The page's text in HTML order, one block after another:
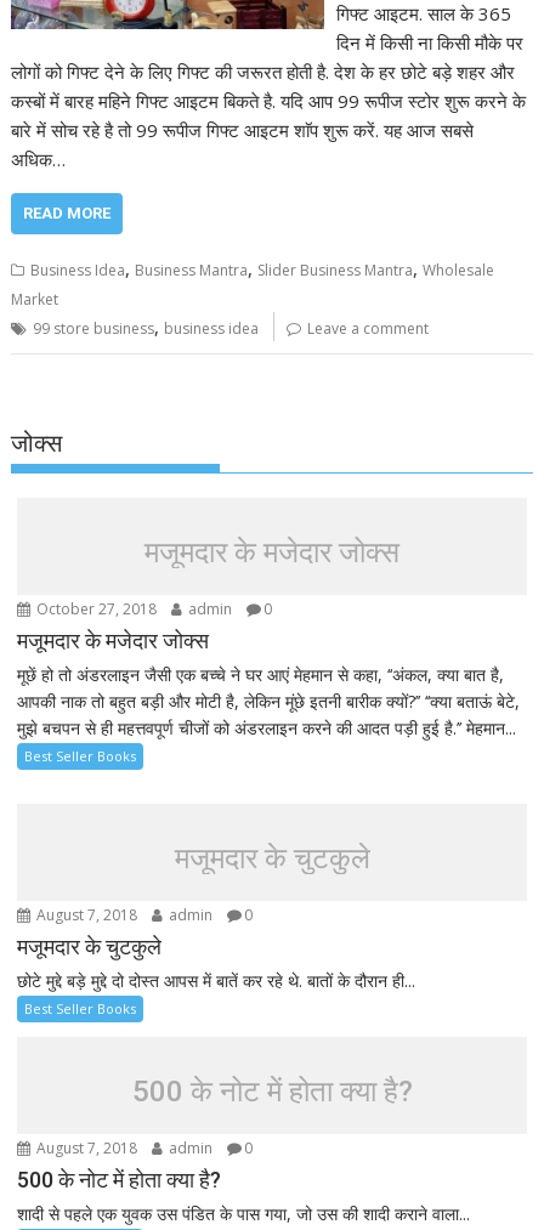
गिफ्ट आइटम. साल के 365
दिन में किसी ना किसी मौके पर
लोगों को गिफ्ट देने के लिए गिफ्ट की जरूरत होती है. देश के हर छोटे बड़े शहर और
कस्बों में बारह महिने गिफ्ट आइटम बिकते है. यदि आप 99 रूपीज स्टोर शुरू करने के
बारे में सोच रहे है तो 99 रूपीज गिफ्ट आइटम शाॅप शुरू करें. यह आज सबसे
अधिक…
READ MORE
Business Idea, Business Mantra, Slider Business Mantra,Wholesale
Market
99 store business, business idea Leave a comment
जोक्स
मजूमदार के मजेदार जोक्स
October 27, 2018 admin 0
मजूमदार के मजेदार जोक्स
मूछें हो तो अंडरलाइन जैसी एक बच्चे ने घर आएं मेहमान से कहा, ‘‘अंकल, क्या बात है,
आपकी नाक तो बहुत बड़ी और मोटी है, लेकिन मूंछे इतनी बारीक क्यों?’’ ‘‘क्या बताऊं बेटे,
मुझे बचपन से ही महत्तवपूर्ण चीजों को अंडरलाइन करने की आदत पड़ी हुई है.’’ मेहमान...
Best Seller Books
मजूमदार के चुटकुले
August 7, 2018 admin 0
मजूमदार के चुटकुले
छोटे मुद्दे बड़े मुद्दे दो दोस्त आपस में बातें कर रहे थे. बातों के दौरान ही...
Best Seller Books
500 के नोट में होता क्या है?
August 7, 2018 admin 0
500 के नोट में होता क्या है?
शादी से पहले एक युवक उस पंडित के पास गया, जो उस की शादी कराने वाला...